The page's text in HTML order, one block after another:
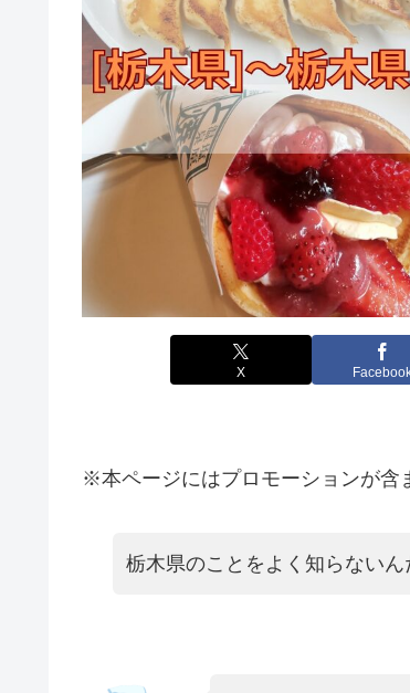
X
※本ページにはプロモーションが含
栃木県のことをよく知らない